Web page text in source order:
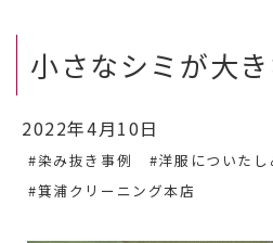
小さなシミが大
2022年4月10日
#染み抜き事例
#洋服についたし
#箕浦クリーニング本店